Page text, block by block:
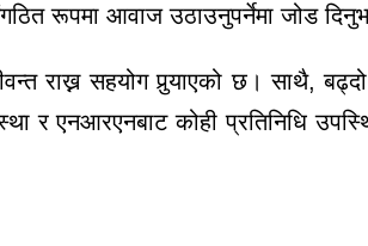
रूपमा आवाज उठाउनुपर्नेमा जोड
राख्न सहयोग पुर्‍याएको छ। साथै,
र एनआरएनबाट कोही प्रतिनिधि